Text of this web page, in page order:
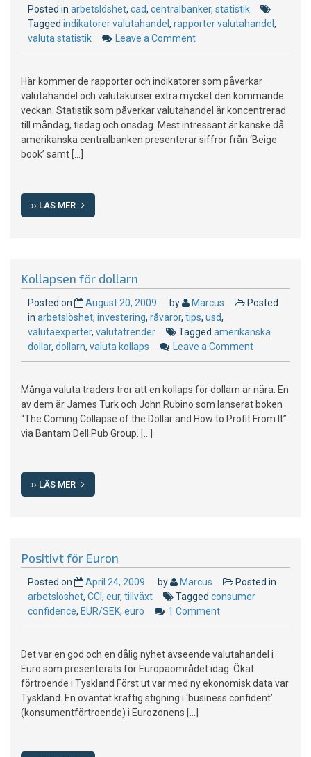
Posted in arbetslöshet, cad, centralbanker, statistik
Tagged indikatorer valutahandel , rapporter valutahandel ,
valuta statistik
Leave a Comment
Veckans
indikatorer
för
valutahandel
Här kommer de rapporter och indikatorer som påverkar
valutahandel och valutakurser extra mycket den kommande
veckan. Statistik som påverkar valutahandel är koncentrerad
till måndag, tisdag och onsdag. Mest intressant är kanske då
amerikanska centralbanken presenterar siffror från ‘Beige
book’ samt […]
›› LÄS MER
Kollapsen för dollarn
Posted on August 20, 2009 by Marcus
Posted
in arbetslöshet, investering, råvaror, tips, usd,
valutaexperter, valutatrender Tagged amerikanska
dollar, dollarn, valuta kollaps Leave a Comment
Kollapsen
dollarn
Många valuta traders tror att en kollaps för dollarn är nära. En
av dem är James Turk och John Rubino som lanserat boken
“The Coming Collapse of the Dollar and How to Profit From It”
via Bantam Dell Pub Group. […]
›› LÄS MER
Positivt för Euron
Posted on April 24, 2009 by Marcus
Posted in
arbetslöshet, CCI, eur, tillväxt Tagged consumer
confidence, EUR/SEK, euro 1 Comment
Positivt
Euron
Det var en god och en dålig nyhet avseende valutahandel i
Euro som presenterats för Europaområdet idag. Ökat
förtroende i Tyskland Först ut var med ny ekonomisk data var
Tyskland. En oväntat kraftig stigning i ‘business confident’
(konsumentförtroende) i Eurozonens […]